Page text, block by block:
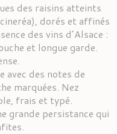
des raisins atteints
dorés et affinés
des vins d’Alsace :
et longue garde.
avec des notes de
marquées. Nez
frais et typé.
grande persistance qui